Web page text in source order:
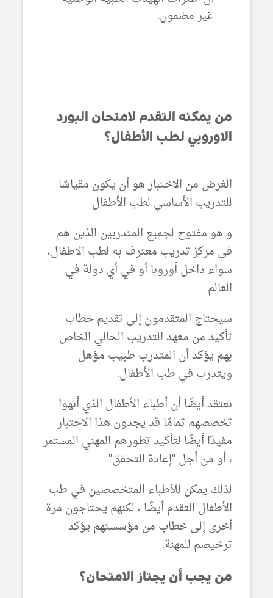
غير مضمون.
من يمكنه التقدم لامتحان البورد
الاوروبي لطب الأطفال؟
الغرض من الاختبار هو أن يكون مقياسًا
للتدريب الأساسي لطب الأطفال.
و هو مفتوح لجميع المتدربين الذين هم
في مركز تدريب معترف به لطب الاطفال،
سواء داخل أوروبا أو في أي دولة في
العالم.
سيحتاج المتقدمون إلى تقديم خطاب
تأكيد من معهد التدريب الحالي الخاص
بهم يؤكد أن المتدرب طبيب مؤهل
ويتدرب في طب الأطفال.
نعتقد أيضًا أن أطباء الأطفال الذي أنهوا
تخصصهم تمامًا قد يجدون هذا الاختبار
مفيدًا أيضًا لتأكيد تطورهم المهني المستمر
، أو من أجل "إعادة التحقق".
لذلك يمكن للأطباء المتخصصين في طب
الأطفال التقدم أيضًا ، لكنهم يحتاجون مرة
أخرى إلى خطاب من مؤسستهم يؤكد
ترخيصم للمهنة.
من يجب أن يجتاز الامتحان؟